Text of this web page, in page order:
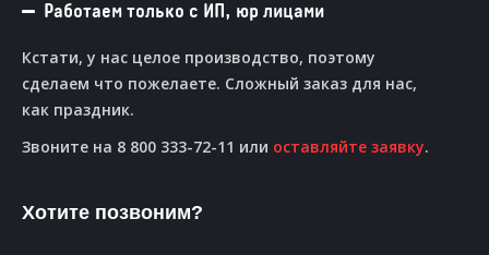
Работаем только с ИП, юр лицами
Кстати, у нас целое производство, поэтому
сделаем что пожелаете. Сложный заказ для нас,
как праздник.
Звоните на 8 800 333-72-11 или оставляйте заявку.
Хотите позвоним?